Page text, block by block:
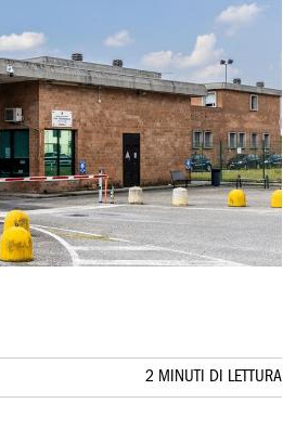
2 MINUTI DI LETTURA